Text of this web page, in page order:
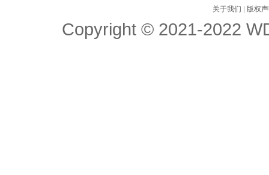
关于我们 版权
Copyright © 2021-2022